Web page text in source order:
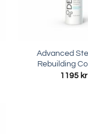
Advanced
Rebuilding
1195 kr